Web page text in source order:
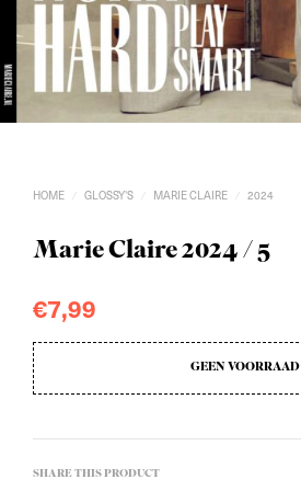
HOME / GLOSSY'S / MARIE CLAIRE / 2024
Marie Claire 2024 / 5
€7,99
GEEN VOORRAAD
SHARE THIS PRODUCT